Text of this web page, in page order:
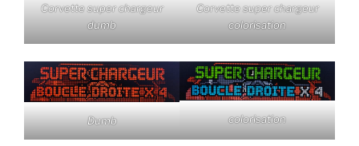
Corvette super chargeur
dumb
Corvette super chargeur
colorisation
Dumb colorisation